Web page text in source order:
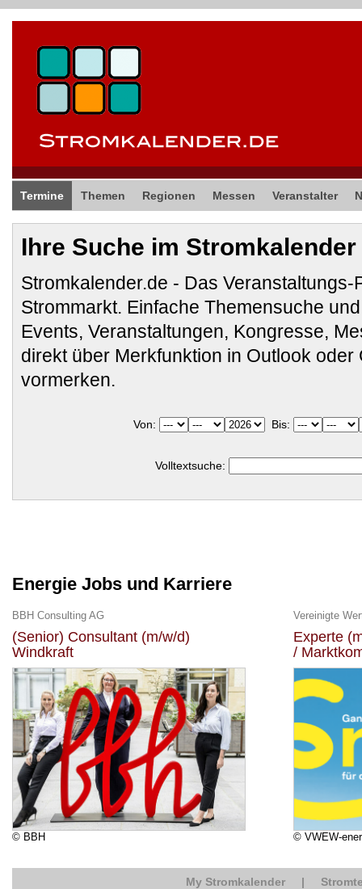
Termine Themen Regionen Messen Veranstalter
Ihre Suche im Stromkalender
Stromkalender.de - Das Veranstaltungs-
Strommarkt. Einfache Themensuche
Events, Veranstaltungen, Kongresse,
direkt über Merkfunktion in Outlook oder
vormerken.
Von: Bis:
Volltextsuche:
Energie Jobs und Karriere
BBH Consulting AG
(Senior) Consultant (m/w/d)
Windkraft
© BBH
Vereinigte
Experte
/
© VWEW-
My Stromkalender |